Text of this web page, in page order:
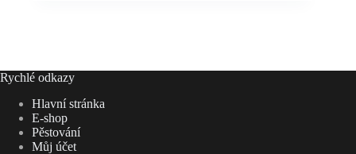
Rychlé odkazy
Hlavní stránka
E-shop
Pěstování
Můj účet